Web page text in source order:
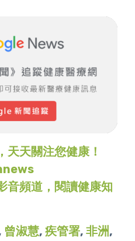
天天關注您健康！
音頻道，閱讀健康知
曾淑慧, 疾管署, 非洲,